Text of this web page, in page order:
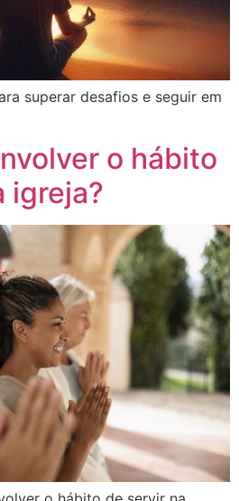
superar desafios e seguir em
o hábito
igreja?